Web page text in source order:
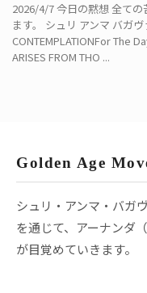
2026/4/7 今日の黙想 全て
ます。 シュリ アンマ バガヴ
CONTEMPLATIONFor The
ARISES FROM THO ...
Golden Age
シュリ・アンマ・バガ
を通じて、アーナンダ
が目覚めていきます。